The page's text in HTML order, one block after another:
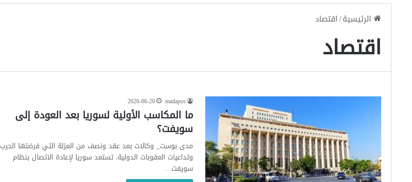
الرئيسية/اقتصاد
اقتصاد
madapos
2026-06-20
ما المكاسب الأولية لسوريا بعد العودة إلى
سويفت؟
مدى بوست_ وكالات بعد عقد ونصف من العزلة التي فرضتها الحرب
وتداعيات العقوبات الدولية، تستعد سوريا لإعادة الاتصال بنظام
سويفت…